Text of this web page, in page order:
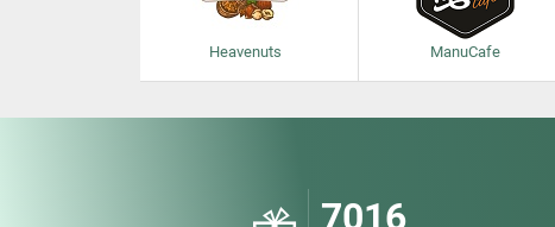
Heavenuts ManuCafe
7016